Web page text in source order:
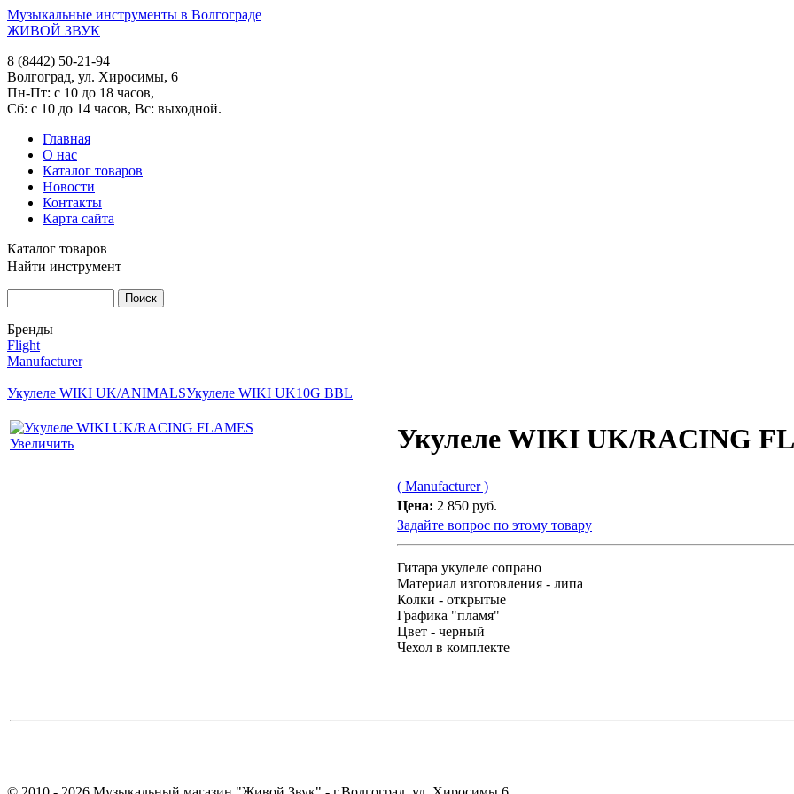
Музыкальные инструменты в Волгограде
ЖИВОЙ ЗВУК
8 (8442) 50-21-94
Волгоград, ул. Хиросимы, 6
Пн-Пт: с 10 до 18 часов,
Сб: с 10 до 14 часов, Вс: выходной.
Главная
О нас
Каталог товаров
Новости
Контакты
Карта сайта
Каталог товаров
Найти инструмент
Бренды
Flight
Manufacturer
Укулеле WIKI UK/ANIMALSУкулеле WIKI UK10G BBL
Увеличить Укулеле WIKI UK/RACING
( Manufacturer )
Цена: 2 850 руб.
Задайте вопрос по этому товару
Гитара укулеле сопрано
Материал изготовления - липа
Колки - открытые
Графика "пламя"
Цвет - черный
Чехол в комплекте